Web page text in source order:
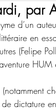
par
d’un
en
(Felipe
dictature